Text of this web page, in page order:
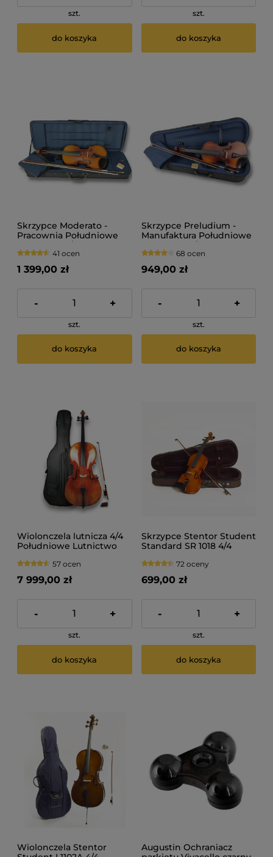
szt.
do koszyka
szt.
do koszyka
Skrzypce Moderato -
Pracownia Południowe
Lutnictwo 4/4
41 ocen
1 399,00 zł
- +
szt.
do koszyka
Skrzypce Preludium -
Manufaktura Południowe
Lutnictwo 4/4
68 ocen
949,00 zł
- +
szt.
do koszyka
Wiolonczela lutnicza 4/4
Południowe Lutnictwo
57 ocen
7 999,00 zł
- +
szt.
do koszyka
Skrzypce Stentor Student
Standard SR 1018 4/4
72 oceny
699,00 zł
- +
szt.
do koszyka
Wiolonczela Stentor
Augustin Ochraniacz